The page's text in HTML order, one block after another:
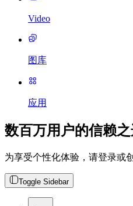
Video
图库
应用
数百万用户的信赖
为享受个性化体验，请登录或
Toggle Sidebar